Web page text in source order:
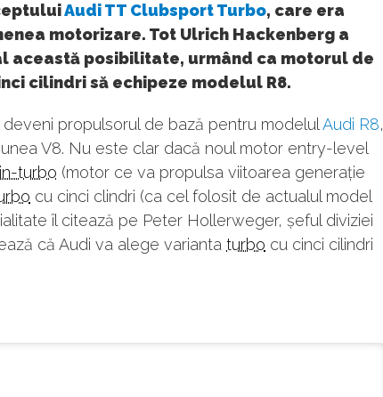
Audi TT Clubsport Turbo, care era
motorizare. Tot Ulrich Hackenberg a
această posibilitate, urmând ca motorul de
cilindri să echipeze modelul R8.
propulsorul de bază pentru modelul Audi R8,
V8. Nu este clar dacă noul motor entry-level
turbo (motor ce va propulsa viitoarea generație
cu cinci clindri (ca cel folosit de actualul model
îl citează pe Peter Hollerweger, șeful diviziei
că Audi va alege varianta turbo cu cinci cilindri